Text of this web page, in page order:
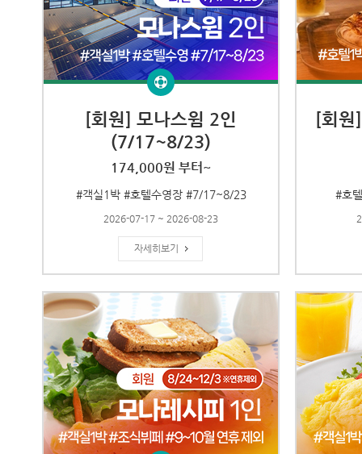
[회원] 모나스윔 2인
(7/17~8/23)
174,000원 부터~
#객실1박 #호텔수영장 #7/17~8/23
2026-07-17 ~ 2026-08-23
자세히보기
[회원
#호